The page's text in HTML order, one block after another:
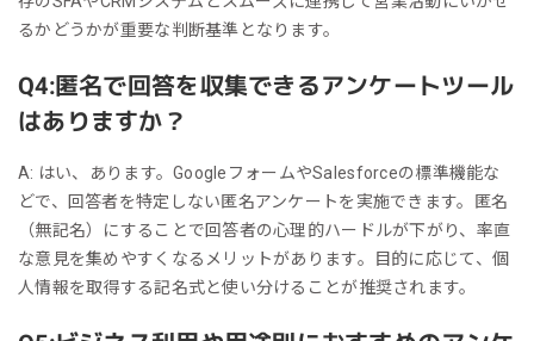
るかどうかが重要な判断基準となります。
Q4:匿名で回答を収集できるアンケートツール
はありますか？
A: はい、あります。GoogleフォームやSalesforceの標準機能な
どで、回答者を特定しない匿名アンケートを実施できます。匿名
（無記名）にすることで回答者の心理的ハードルが下がり、率直
な意見を集めやすくなるメリットがあります。目的に応じて、個
人情報を取得する記名式と使い分けることが推奨されます。